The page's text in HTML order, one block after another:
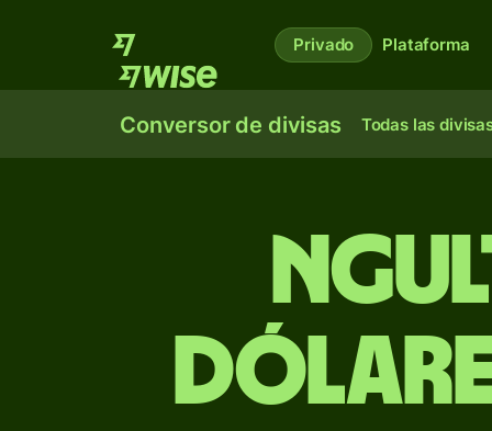
Privado Plataforma
Conversor de divisas Todas las